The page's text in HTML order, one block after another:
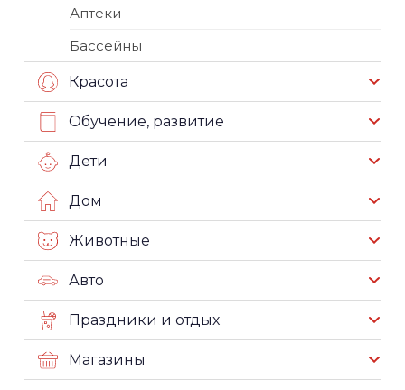
Аптеки
Бассейны
Красота
Обучение, развитие
Дети
Дом
Животные
Авто
Праздники и отдых
Магазины